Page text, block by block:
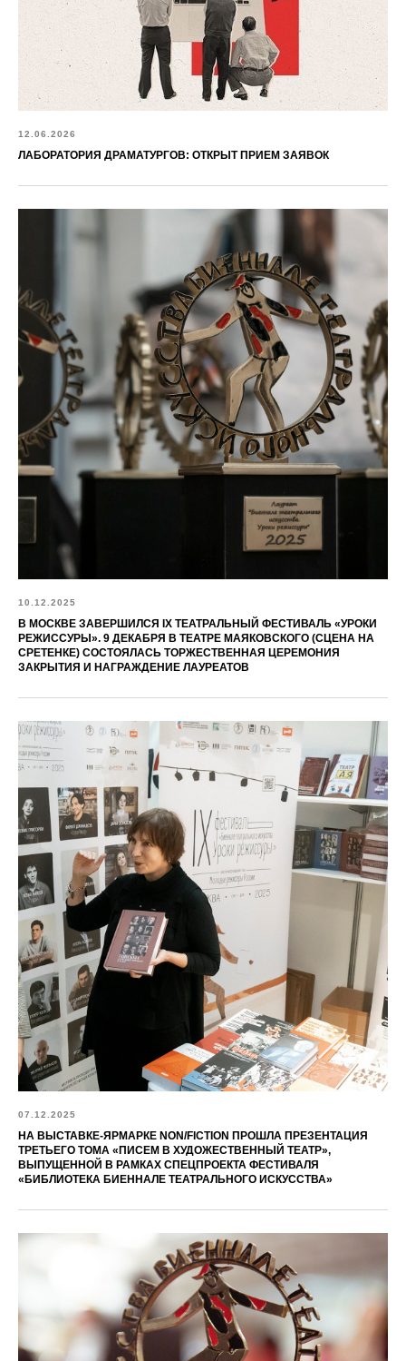
12.06.2026
ЛАБОРАТОРИЯ ДРАМАТУРГОВ: ОТКРЫТ ПРИЕМ ЗАЯВОК
10.12.2025
В МОСКВЕ ЗАВЕРШИЛСЯ IX ТЕАТРАЛЬНЫЙ ФЕСТИВАЛЬ «УРОКИ
РЕЖИССУРЫ». 9 ДЕКАБРЯ В ТЕАТРЕ МАЯКОВСКОГО (СЦЕНА НА
СРЕТЕНКЕ) СОСТОЯЛАСЬ ТОРЖЕСТВЕННАЯ ЦЕРЕМОНИЯ
ЗАКРЫТИЯ И НАГРАЖДЕНИЕ ЛАУРЕАТОВ
07.12.2025
НА ВЫСТАВКЕ-ЯРМАРКЕ NON/FICTION ПРОШЛА ПРЕЗЕНТАЦИЯ
ТРЕТЬЕГО ТОМА «ПИСЕМ В ХУДОЖЕСТВЕННЫЙ ТЕАТР»,
ВЫПУЩЕННОЙ В РАМКАХ СПЕЦПРОЕКТА ФЕСТИВАЛЯ
«БИБЛИОТЕКА БИЕННАЛЕ ТЕАТРАЛЬНОГО ИСКУССТВА»